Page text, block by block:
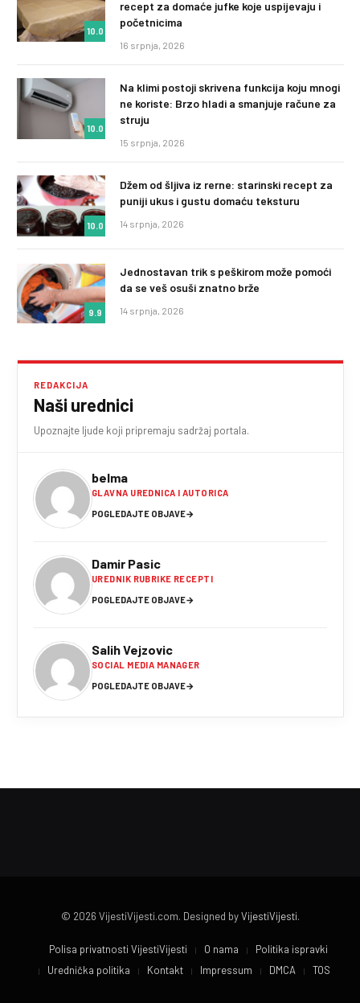
10.0
recept za domaće jufke koje uspijevaju i
početnicima
16 srpnja, 2026
10.0
Na klimi postoji skrivena funkcija koju mnogi
ne koriste: Brzo hladi a smanjuje račune za
struju
15 srpnja, 2026
10.0
Džem od šljiva iz rerne: starinski recept za
puniji ukus i gustu domaću teksturu
14 srpnja, 2026
9.9
Jednostavan trik s peškirom može pomoći
da se veš osuši znatno brže
14 srpnja, 2026
REDAKCIJA
Naši urednici
Upoznajte ljude koji pripremaju sadržaj portala.
belma
GLAVNA UREDNICA I AUTORICA
POGLEDAJTE OBJAVE→
Damir Pasic
UREDNIK RUBRIKE RECEPTI
POGLEDAJTE OBJAVE→
Salih Vejzovic
SOCIAL MEDIA MANAGER
POGLEDAJTE OBJAVE→
© 2026 VijestiVijesti.com. Designed byVijestiVijesti.
Polisa privatnosti VijestiVijesti O nama
Politika ispravki
Urednička politika
Kontakt Impressum DMCA TOS